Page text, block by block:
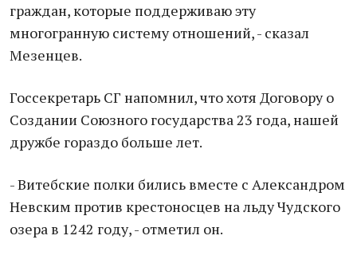
граждан, которые поддерживаю эту
многогранную систему отношений, - сказал
Мезенцев.
Госсекретарь СГ напомнил, что хотя Договору о
Создании Союзного государства 23 года, нашей
дружбе гораздо больше лет.
- Витебские полки бились вместе с Александром
Невским против крестоносцев на льду Чудского
озера в 1242 году, - отметил он.